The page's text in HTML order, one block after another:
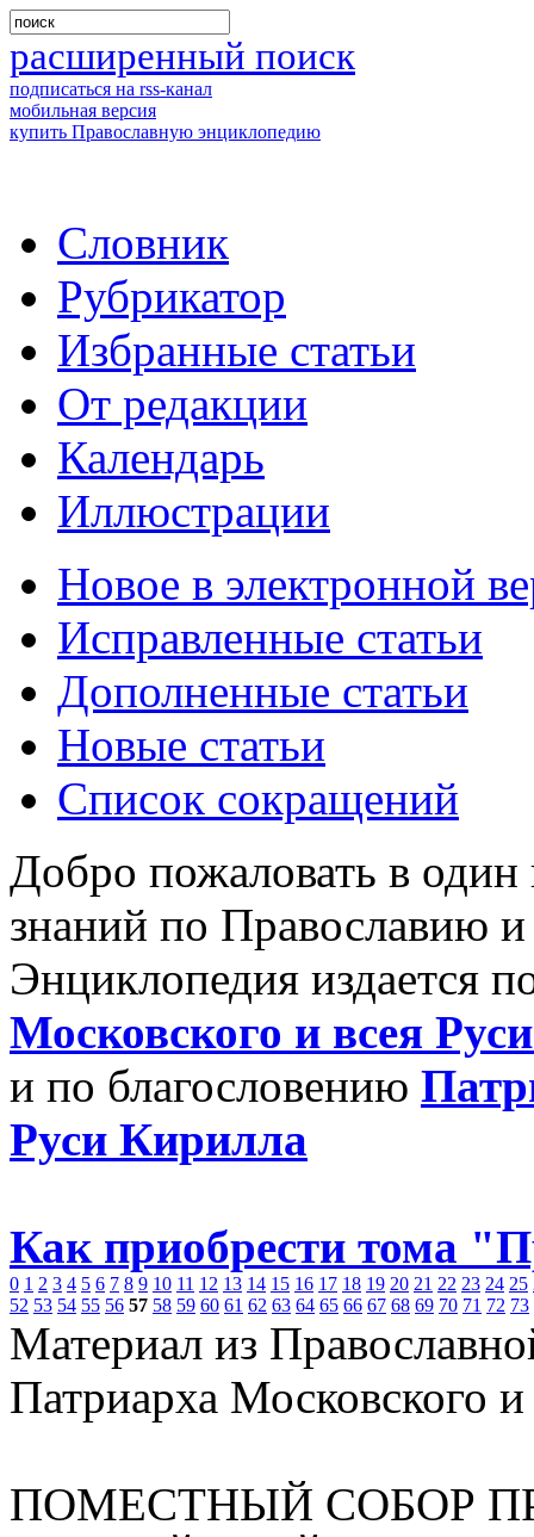
расширенный поиск
подписаться на rss-канал
мобильная версия
купить Православную энциклопедию
Словник
Рубрикатор
Избранные статьи
От редакции
Календарь
Иллюстрации
Новое в электронной
Исправленные статьи
Дополненные статьи
Новые статьи
Список сокращений
Добро пожаловать в
знаний по Православию
Энциклопедия издается
Московского и всея
и по благословению
Руси Кирилла
Как приобрести тома
0 1 2 3 4 5 6 7 8 9 10 11 12 13 14 15 16 17 18 19 20 21 22 23 24 25
52 53 54 55 56 57 58 59 60 61 62 63 64 65 66 67 68 69 70 71 72 73
Материал из
Патриарха Московского
ПОМЕСТНЫЙ СОБОР